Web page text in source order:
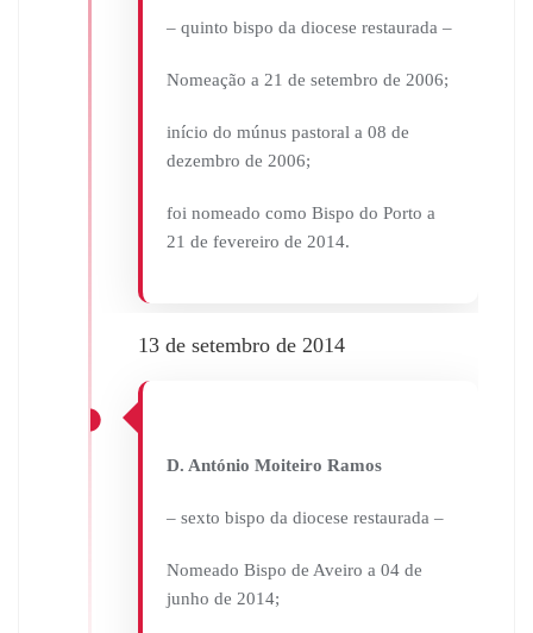
– quinto bispo da diocese restaurada –
Nomeação a 21 de setembro de 2006;
início do múnus pastoral a 08 de
dezembro de 2006;
foi nomeado como Bispo do Porto a
21 de fevereiro de 2014.
13 de setembro de 2014
D. António Moiteiro Ramos
– sexto bispo da diocese restaurada –
Nomeado Bispo de Aveiro a 04 de
junho de 2014;